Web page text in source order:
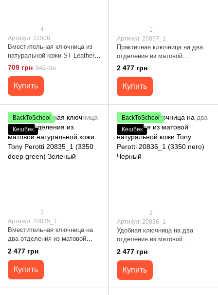
4
Артикул: 22508
Вместительная ключница из
натуральной кожи ST Leather
22508 Бордовый
709 грн 945 грн
Купить
1
Артикул: 20837_1
Практичная ключница на два
отделения из матовой
натуральной кожи Tony Perotti
20837_1 (3350 whisky) Светло-
коричневый
2 477 грн
Купить
BackToSchool
Кешбек
2
Артикул: 20835_1
Вместительная ключница на
два отделения из матовой
натуральной кожи Tony Perotti
20835_1 (3350 deep green)
Зеленый
2 477 грн
Купить
BackToSchool
Кешбек
2
Артикул: 20836_1
Удобная ключница на два
отделения из матовой
натуральной кожи Tony Perotti
20836_1 (3350 nero) Черный
2 477 грн
Купить